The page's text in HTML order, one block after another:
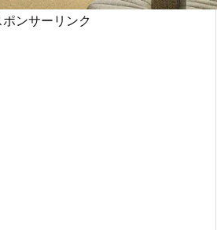
ポンサーリンク